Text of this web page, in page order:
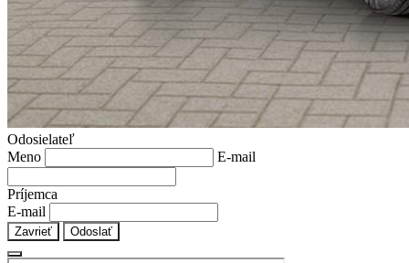
Odosielateľ
Meno
E-mail
Príjemca
E-mail
Zavrieť Odoslať